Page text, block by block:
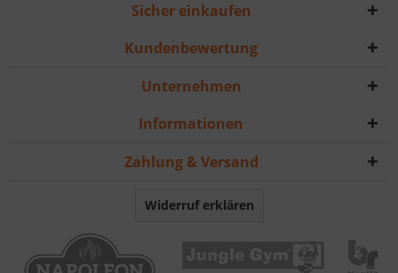
Sicher einkaufen
Kundenbewertung
Unternehmen
Informationen
Zahlung & Versand
Widerruf erklären